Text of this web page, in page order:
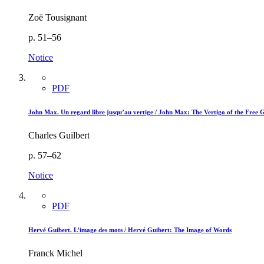
Zoë Tousignant
p. 51–56
Notice
PDF
John Max. Un regard libre jusqu’au vertige / John Max: The Vertigo of the Free
Charles Guilbert
p. 57–62
Notice
PDF
Hervé Guibert. L’image des mots / Hervé Guibert: The Image of Words
Franck Michel